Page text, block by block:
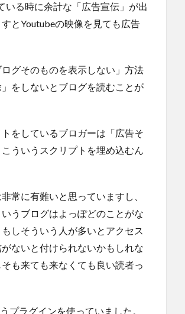
いる時に余計な「広告宣伝」が出
とYoutubeの映像を見ても広告
グそのものを表示しない」方法
をしないとブログを読むことが
をしているブロガーは「広告そ
ういうスクリプトを埋め込むん
常に有難いと思っていますし、
うブログはよっぽどのことがな
しそういう人が多いとアクセス
ないと付けられないかもしれな
も来ても来なくても良い読者っ
プラグインを使っていました。